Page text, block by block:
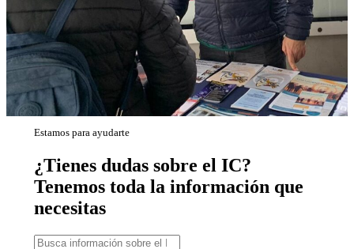
Estamos para ayudarte
¿Tienes dudas sobre el IC?
Tenemos toda la información que
necesitas